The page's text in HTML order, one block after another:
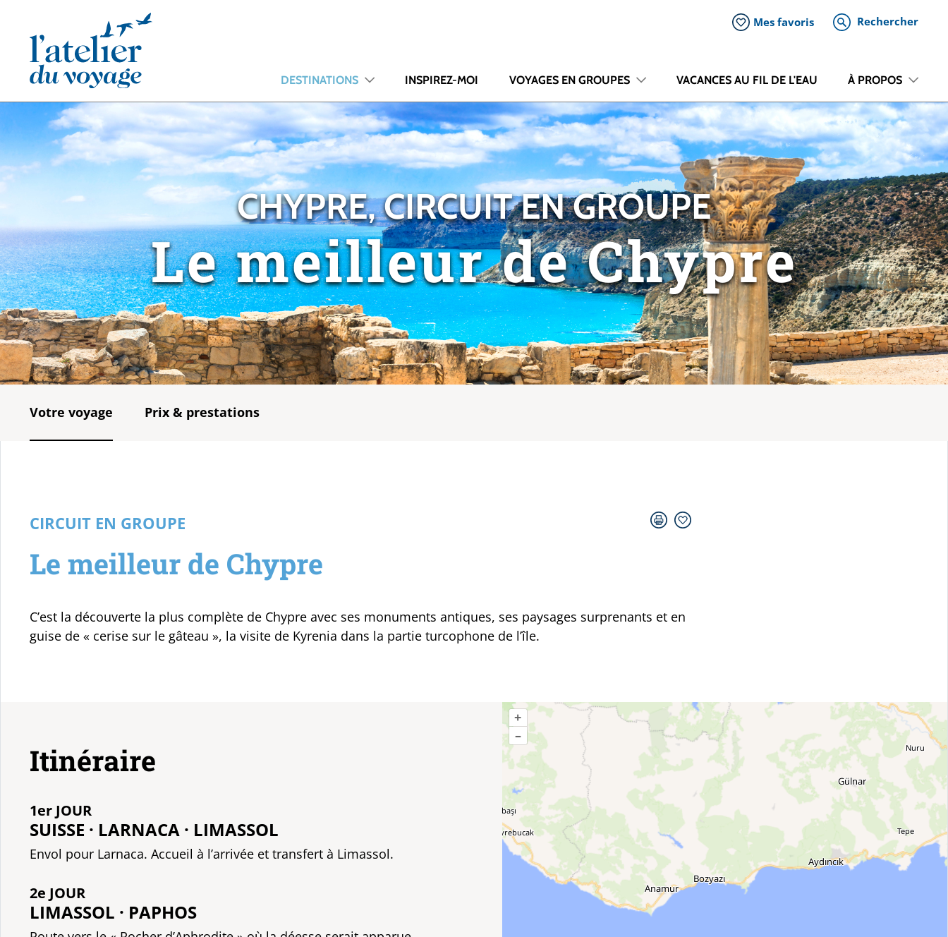
Mes favoris Rechercher
DESTINATIONS INSPIREZ-MOI VOYAGES EN GROUPES VACANCES AU FIL DE L'EAU À PROPOS
CHYPRE, CIRCUIT EN GROUPE
Le meilleur de Chypre
Votre voyage Prix & prestations
CIRCUIT EN GROUPE
Le meilleur de Chypre
C’est la découverte la plus complète de Chypre avec ses monuments antiques, ses paysages surprenants et en
guise de « cerise sur le gâteau », la visite de Kyrenia dans la partie turcophone de l’île.
+
–
Itinéraire
1er JOUR
SUISSE · LARNACA · LIMASSOL
Envol pour Larnaca. Accueil à l’arrivée et transfert à Limassol.
2e JOUR
LIMASSOL · PAPHOS
Panneau de gestion des cookies